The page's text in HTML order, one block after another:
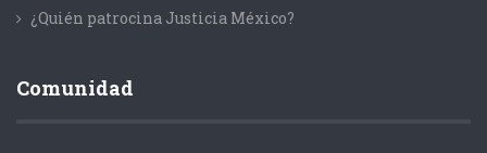
¿Quién patrocina Justicia México?
Comunidad